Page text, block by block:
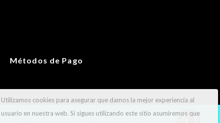
Métodos de Pago
Utilizamos cookies para asegurar que damos la mejor experiencia al
usuario en nuestra web. Si sigues utilizando este sitio asumiremos que